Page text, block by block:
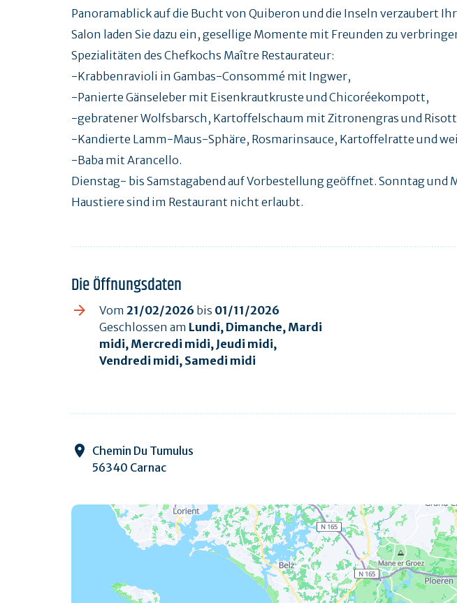
Panoramablick auf die Bucht von Quiberon und die Inseln verzaubert
Salon laden Sie dazu ein, gesellige Momente mit Freunden zu
Spezialitäten des Chefkochs Maître Restaurateur:
-Krabbenravioli in Gambas-Consommé mit Ingwer,
-Panierte Gänseleber mit Eisenkrautkruste und Chicoréekompott,
-gebratener Wolfsbarsch, Kartoffelschaum mit Zitronengras und
-Kandierte Lamm-Maus-Sphäre, Rosmarinsauce, Kartoffelratte und
-Baba mit Arancello.
Dienstag- bis Samstagabend auf Vorbestellung geöffnet. Sonntag und
Haustiere sind im Restaurant nicht erlaubt.
Die Öffnungsdaten
Vom 21/02/2026 bis 01/11/2026
Geschlossen am Lundi, Dimanche, Mardi
midi, Mercredi midi, Jeudi midi,
Vendredi midi, Samedi midi
Chemin Du Tumulus
56340 Carnac